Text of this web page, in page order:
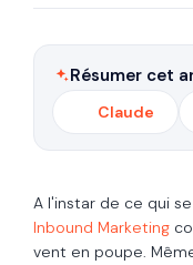
Résumer cet
Claude
A l'instar de ce qui
Inbound Marketing
vent en poupe.